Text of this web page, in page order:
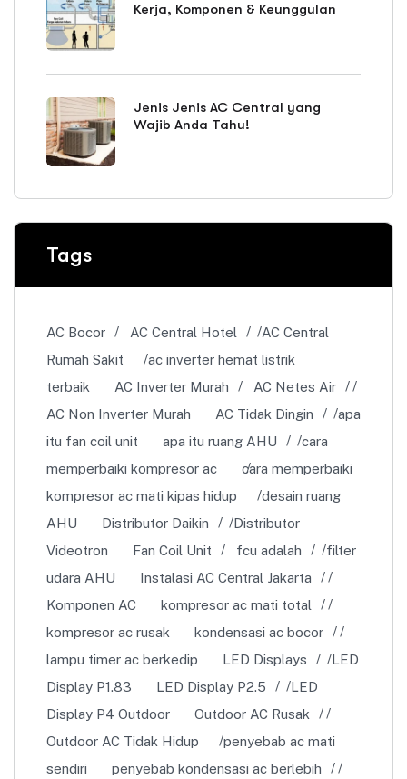
Kerja, Komponen & Keunggulan
Jenis Jenis AC Central yang
Wajib Anda Tahu!
Tags
AC Bocor AC Central Hotel
AC Central
Rumah Sakit
ac inverter hemat listrik
terbaik
AC Inverter Murah
AC Netes Air
AC Non Inverter Murah
AC Tidak Dingin
apa
itu fan coil unit
apa itu ruang AHU
cara
memperbaiki kompresor ac
cara memperbaiki
kompresor ac mati kipas hidup
desain ruang
AHU
Distributor Daikin
Distributor
Videotron
Fan Coil Unit fcu adalah
filter
udara AHU
Instalasi AC Central Jakarta
Komponen AC
kompresor ac mati total
kompresor ac rusak
kondensasi ac bocor
lampu timer ac berkedip
LED Displays
LED
Display P1.83
LED Display P2.5
LED
Display P4 Outdoor
Outdoor AC Rusak
Outdoor AC Tidak Hidup
penyebab ac mati
sendiri
penyebab kondensasi ac berlebih